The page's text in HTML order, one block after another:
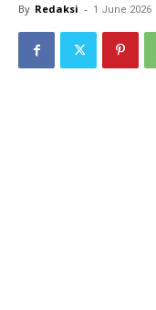
By Redaksi - 1 June 2026